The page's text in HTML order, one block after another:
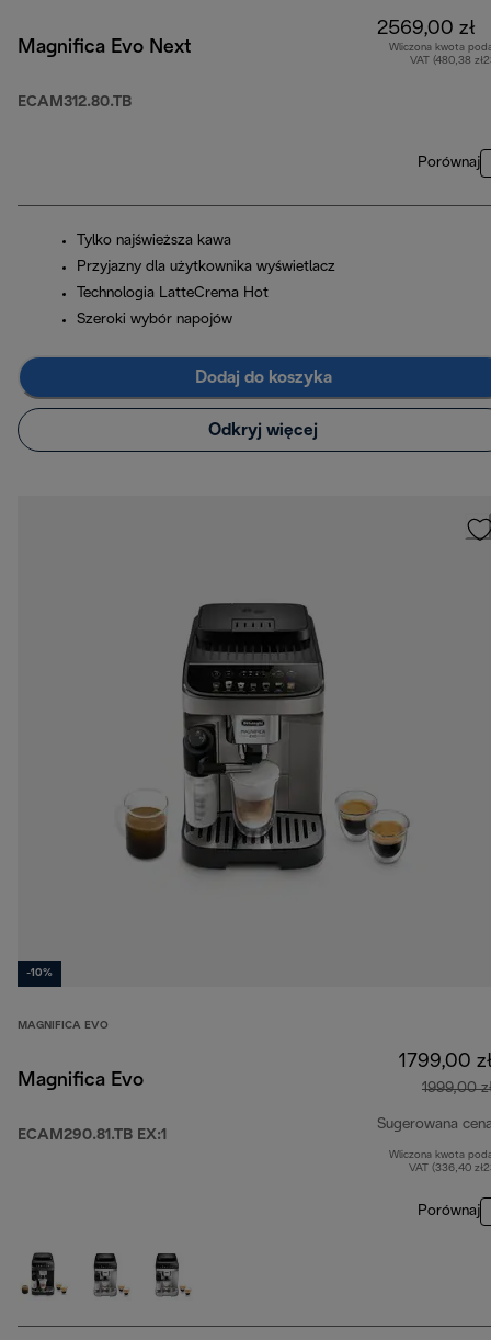
Magnifica Evo Next
ECAM312.80.TB
2569,00 zł
Wliczona kwota
VAT (480,38
Porównaj
Tylko najświeższa kawa
Przyjazny dla użytkownika wyświetlacz
Technologia LatteCrema Hot
Szeroki wybór napojów
Dodaj do koszyka
Odkryj więcej
-10%
MAGNIFICA EVO
Magnifica Evo
ECAM290.81.TB EX:1
1799,00
1999,00
Sugerowana
Wliczona kwota
VAT (336,40
Porównaj